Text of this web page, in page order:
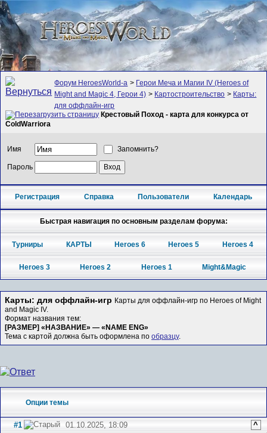
Форум HeroesWorld-а > Герои Меча и Магии IV (Heroes of
Might and Magic 4, Герои 4) > Картостроительство > Карты:
для оффлайн-игр
Крестовый Поход - карта для конкурса от
ColdWarriora
Имя Запомнить?
Пароль
Регистрация Справка Пользователи Календарь
Быстрая навигация по основным разделам форума:
Турниры КАРТЫ Heroes 6 Heroes 5 Heroes 4
Heroes 3 Heroes 2 Heroes 1 Might&Magic
Карты: для оффлайн-игр Карты для оффлайн-игр по Heroes of Might
and Magic IV.
Формат названия тем:
[РАЗМЕР] «НАЗВАНИЕ» — «NAME ENG»
Тема с картой должна быть оформлена по образцу.
Опции темы
#1 01.10.2025, 18:09 ^